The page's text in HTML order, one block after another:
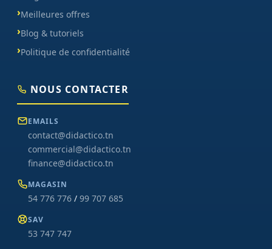
Meilleures offres
Blog & tutoriels
Politique de confidentialité
NOUS CONTACTER
EMAILS
contact@didactico.tn
commercial@didactico.tn
finance@didactico.tn
MAGASIN
54 776 776 / 99 707 685
SAV
53 747 747